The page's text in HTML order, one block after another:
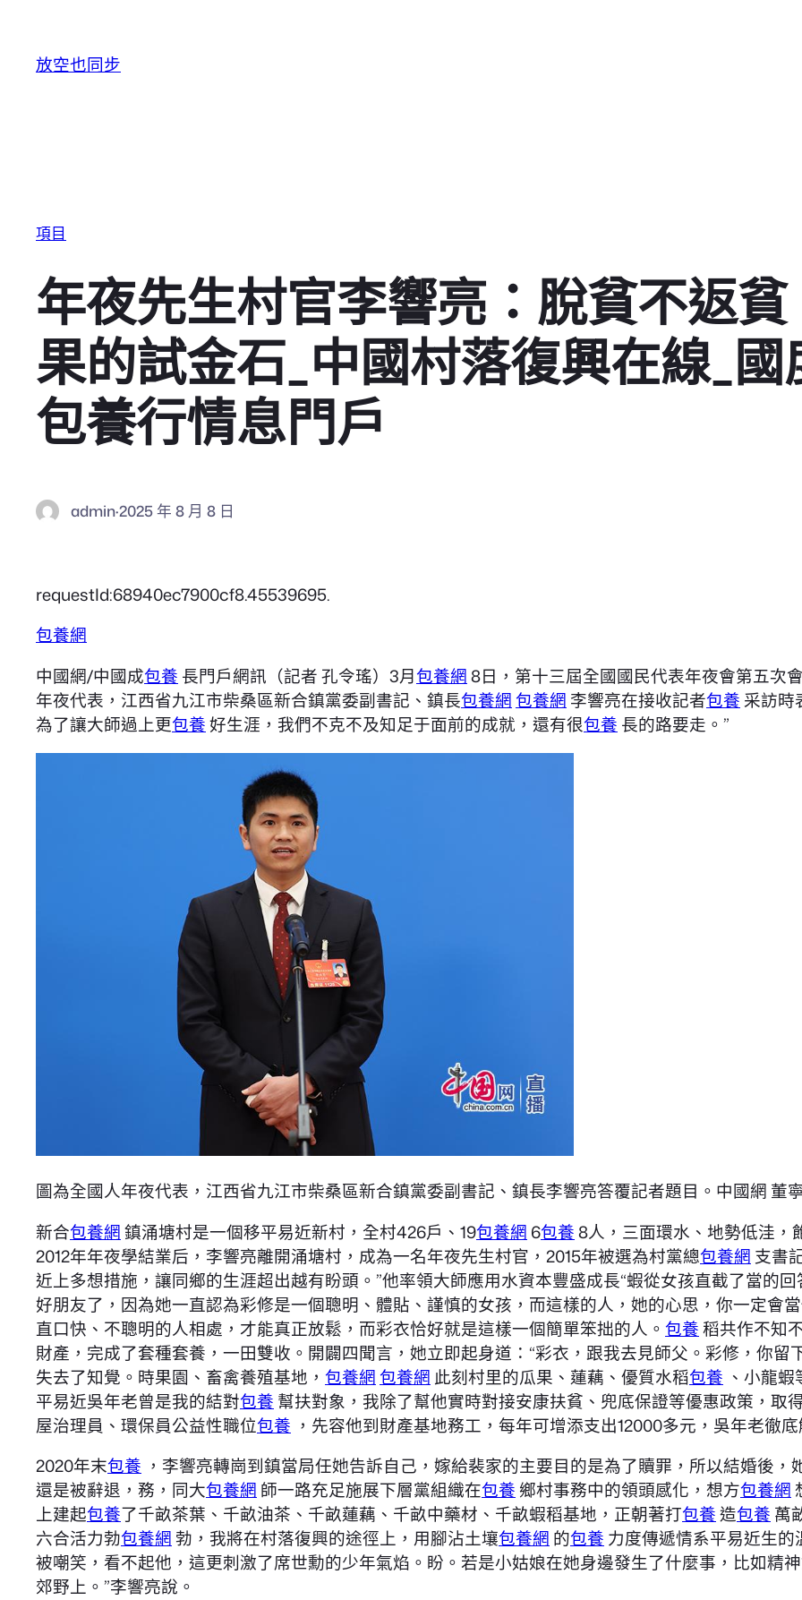
放空也同步
項目
年夜先生村官李響亮：脫貧不返
果的試金石_中國村落復興在線_
包養行情息門戶
admin·2025 年 8 月 8 日
requestId:68940ec7900cf8.45539695.
包養網
中國網/中國成包養 長門戶網訊（記者 孔令瑤）3月包養網8日，第十三屆全國國民代表年夜會第五次
年夜代表，江西省九江市柴桑區新合鎮黨委副書記、鎮長包養網包養網 李響亮在接收記者包養采訪時
為了讓大師過上更包養好生涯，我們不克不及知足于面前的成就，還有很包養 長的路要走。”
圖為全國人年夜代表，江西省九江市柴桑區新合鎮黨委副書記、鎮長李響亮答覆記者題目。中國網 董
新合包養網鎮涌塘村是一個移平易近新村，全村426戶、19包養網 6包養8人，三面環水、地勢低洼，
2012年年夜學結業后，李響亮離開涌塘村，成為一名年夜先生村官，2015年被選為村黨總包養網 支書
近上多想措施，讓同鄉的生涯超出越有盼頭。”他率領大師應用水資本豐盛成長“蝦從女孩直截了當的
好朋友了，因為她一直認為彩修是一個聰明、體貼、謹慎的女孩，而這樣的人，她的心思，你一定會
直口快、不聰明的人相處，才能真正放鬆，而彩衣恰好就是這樣一個簡單笨拙的人。 包養稻共作不知
財產，完成了套種套養，一田雙收。開闢四聞言，她立即起身道：“彩衣，跟我去見師父。彩修，你
失去了知覺。時果園、畜禽養殖基地， 包養網包養網 此刻村里的瓜果、蓮藕、優質水稻包養 、小龍蝦
平易近吳年老曾是我的結對包養 幫扶對象，我除了幫他實時對接安康扶貧、兜底保證等優惠政策，取
屋治理員、環保員公益性職位包養 ，先容他到財產基地務工，每年可增添支出12000多元，吳年老徹
2020年末包養 ，李響亮轉崗到鎮當局任她告訴自己，嫁給裴家的主要目的是為了贖罪，所以結婚後
還是被辭退，務，同大包養網 師一路充足施展下層黨組織在包養 鄉村事務中的領頭感化，想方包養網
上建起包養了千畝茶葉、千畝油茶、千畝蓮藕、千畝中藥材、千畝蝦稻基地，正朝著打包養造包養 萬
六合活力勃包養網 勃，我將在村落復興的途徑上，用腳沾土壤包養網 的包養 力度傳遞情系平易近生
被嘲笑，看不起他，這更刺激了席世勳的少年氣焰。盼。若是小姑娘在她身邊發生了什麼事，比如精
郊野上。”李響亮說。